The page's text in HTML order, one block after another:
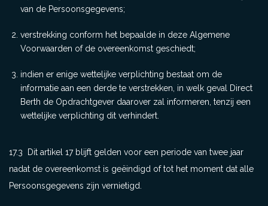
van de Persoonsgegevens;
verstrekking conform het bepaalde in deze Algemene
Voorwaarden of de overeenkomst geschiedt;
indien er enige wettelijke verplichting bestaat om de
informatie aan een derde te verstrekken, in welk geval Direct
Berth de Opdrachtgever daarover zal informeren, tenzij een
wettelijke verplichting dit verhindert.
17.3 Dit artikel 17 blijft gelden voor een periode van twee jaar
nadat de overeenkomst is geëindigd of tot het moment dat alle
Persoonsgegevens zijn vernietigd.